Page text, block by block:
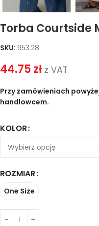
Torba Courtside
SKU: 953.28
44.75zł z VAT
Przy zamówieniach
handlowcem.
KOLOR
ROZMIAR
One Size